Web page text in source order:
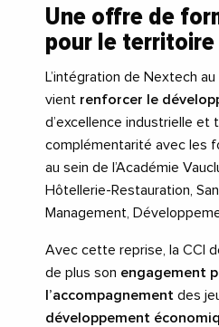
Une offre de
pour le territoire
L’intégration de Nextech
vient renforcer le
d’excellence industrielle et
complémentarité avec les
au sein de l’Académie
Hôtellerie-Restauration,
Management,
Avec cette reprise, la CCI
de plus son engagement
l’accompagnement des
développement